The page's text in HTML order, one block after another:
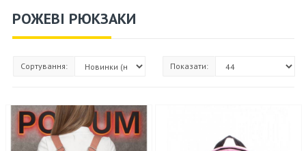
РОЖЕВІ РЮКЗАКИ
Сортування: Показати: